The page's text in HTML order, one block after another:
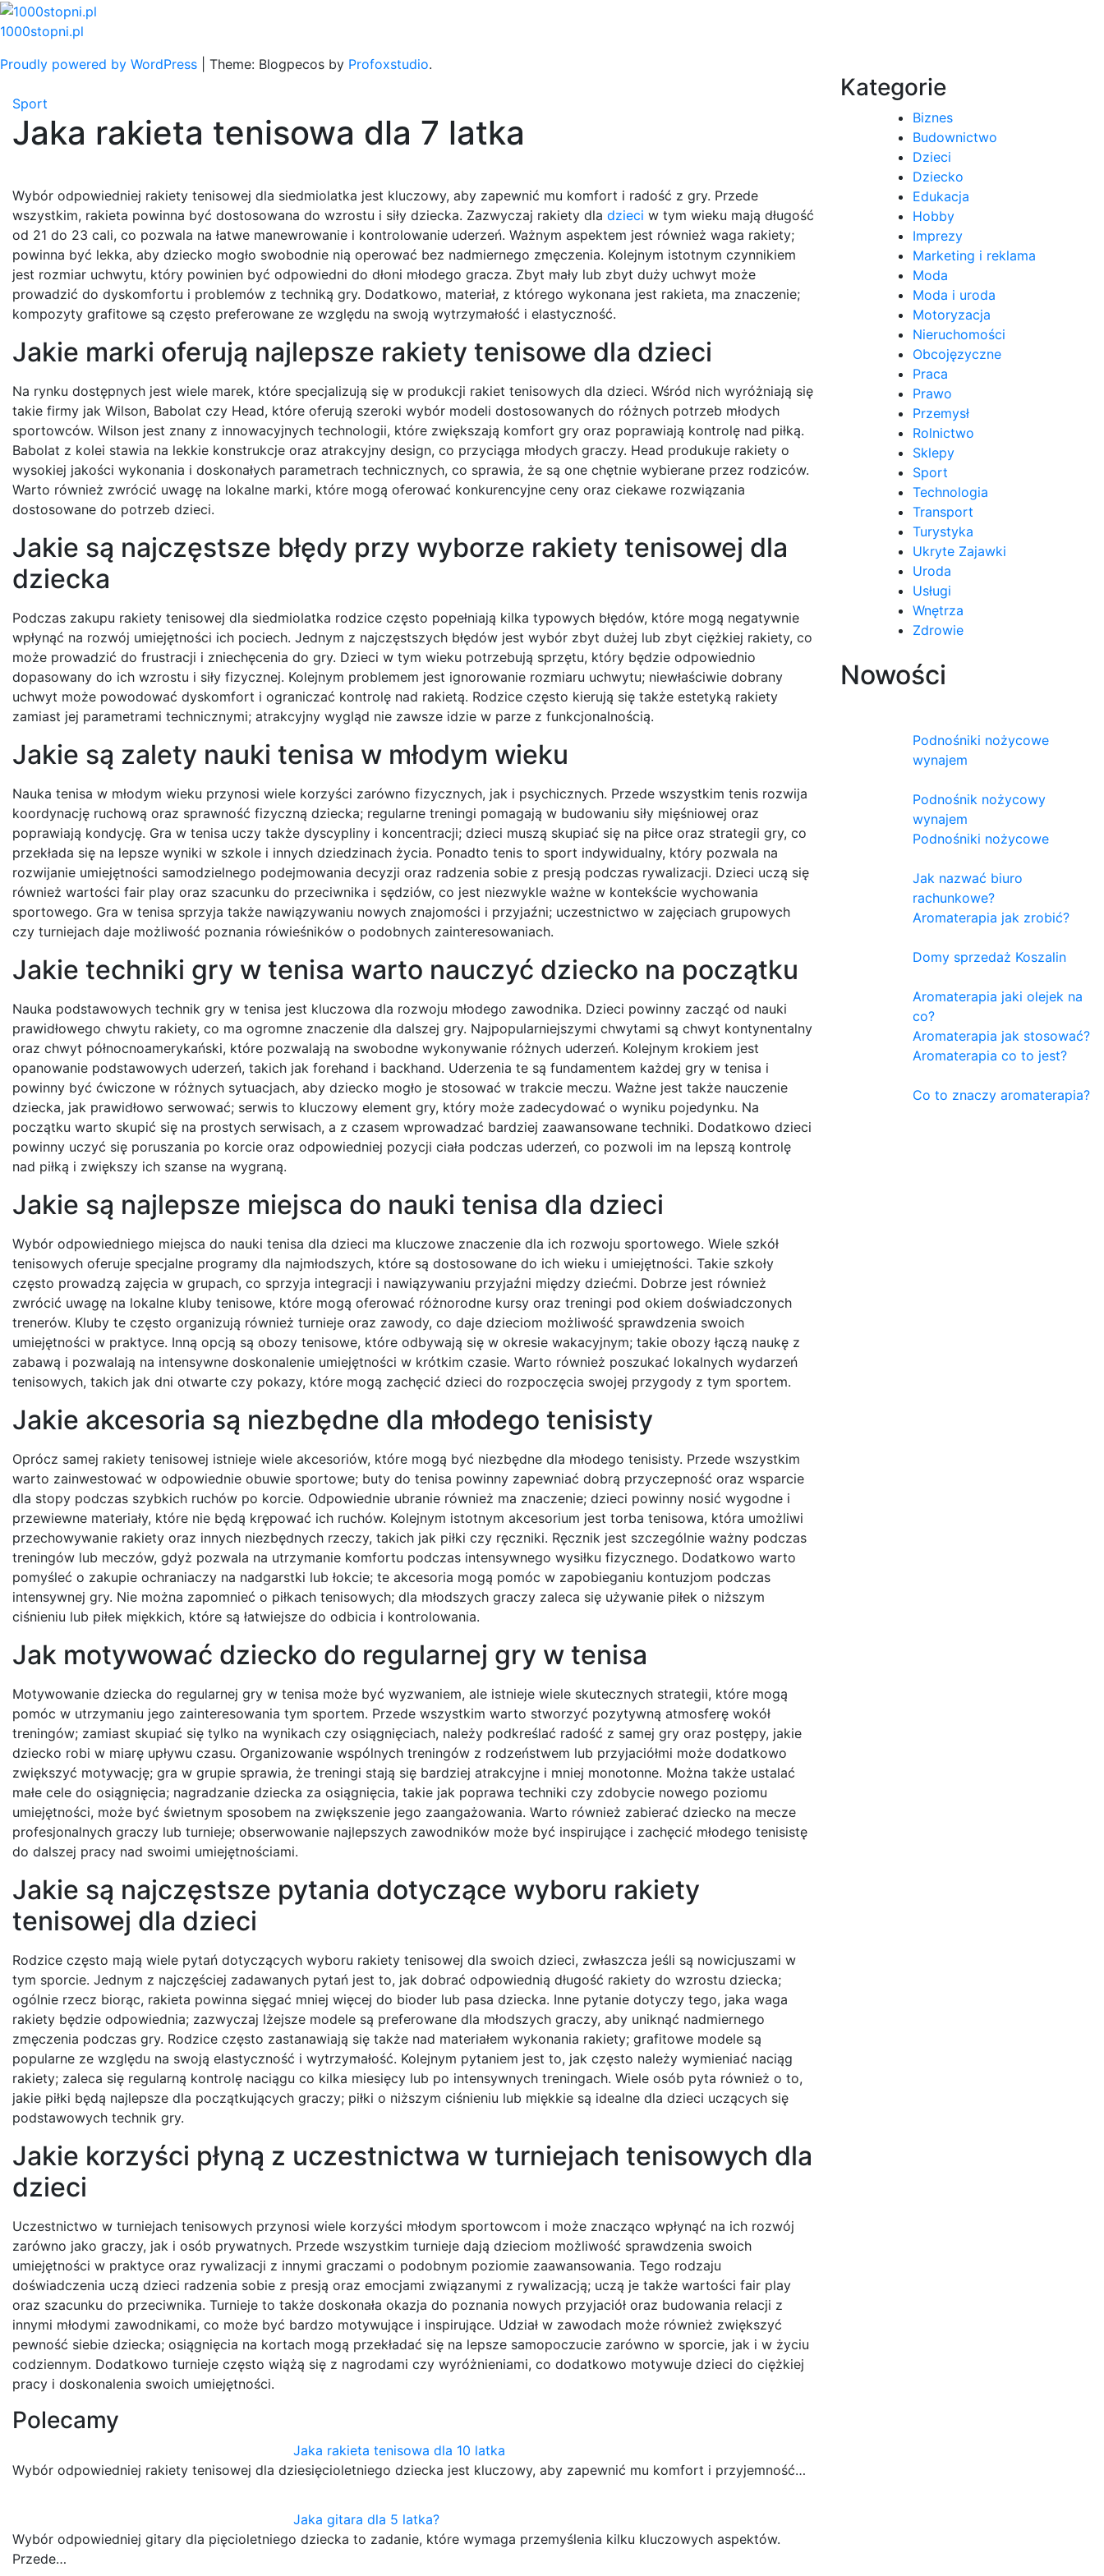
Skip
to
1000stopni.pl
Proudly powered by WordPress
Theme: Blogpecos by Profoxstudio.
Sport
Jaka rakieta tenisowa dla 7 latka
Wybór odpowiedniej rakiety tenisowej dla siedmiolatka jest kluczowy, aby zapewnić mu komfort i radość z gry. Przede
wszystkim, rakieta powinna być dostosowana do wzrostu i siły dziecka. Zazwyczaj rakiety dla dzieci w tym wieku mają długość
od 21 do 23 cali, co pozwala na łatwe manewrowanie i kontrolowanie uderzeń. Ważnym aspektem jest również waga rakiety;
powinna być lekka, aby dziecko mogło swobodnie nią operować bez nadmiernego zmęczenia. Kolejnym istotnym czynnikiem
jest rozmiar uchwytu, który powinien być odpowiedni do dłoni młodego gracza. Zbyt mały lub zbyt duży uchwyt może
prowadzić do dyskomfortu i problemów z techniką gry. Dodatkowo, materiał, z którego wykonana jest rakieta, ma znaczenie;
kompozyty grafitowe są często preferowane ze względu na swoją wytrzymałość i elastyczność.
Jakie marki oferują najlepsze rakiety tenisowe dla dzieci
Na rynku dostępnych jest wiele marek, które specjalizują się w produkcji rakiet tenisowych dla dzieci. Wśród nich wyróżniają się
takie firmy jak Wilson, Babolat czy Head, które oferują szeroki wybór modeli dostosowanych do różnych potrzeb młodych
sportowców. Wilson jest znany z innowacyjnych technologii, które zwiększają komfort gry oraz poprawiają kontrolę nad piłką.
Babolat z kolei stawia na lekkie konstrukcje oraz atrakcyjny design, co przyciąga młodych graczy. Head produkuje rakiety o
wysokiej jakości wykonania i doskonałych parametrach technicznych, co sprawia, że są one chętnie wybierane przez rodziców.
Warto również zwrócić uwagę na lokalne marki, które mogą oferować konkurencyjne ceny oraz ciekawe rozwiązania
dostosowane do potrzeb dzieci.
Jakie są najczęstsze błędy przy wyborze rakiety tenisowej dla
dziecka
Podczas zakupu rakiety tenisowej dla siedmiolatka rodzice często popełniają kilka typowych błędów, które mogą negatywnie
wpłynąć na rozwój umiejętności ich pociech. Jednym z najczęstszych błędów jest wybór zbyt dużej lub zbyt ciężkiej rakiety, co
może prowadzić do frustracji i zniechęcenia do gry. Dzieci w tym wieku potrzebują sprzętu, który będzie odpowiednio
dopasowany do ich wzrostu i siły fizycznej. Kolejnym problemem jest ignorowanie rozmiaru uchwytu; niewłaściwie dobrany
uchwyt może powodować dyskomfort i ograniczać kontrolę nad rakietą. Rodzice często kierują się także estetyką rakiety
zamiast jej parametrami technicznymi; atrakcyjny wygląd nie zawsze idzie w parze z funkcjonalnością.
Jakie są zalety nauki tenisa w młodym wieku
Nauka tenisa w młodym wieku przynosi wiele korzyści zarówno fizycznych, jak i psychicznych. Przede wszystkim tenis rozwija
koordynację ruchową oraz sprawność fizyczną dziecka; regularne treningi pomagają w budowaniu siły mięśniowej oraz
poprawiają kondycję. Gra w tenisa uczy także dyscypliny i koncentracji; dzieci muszą skupiać się na piłce oraz strategii gry, co
przekłada się na lepsze wyniki w szkole i innych dziedzinach życia. Ponadto tenis to sport indywidualny, który pozwala na
rozwijanie umiejętności samodzielnego podejmowania decyzji oraz radzenia sobie z presją podczas rywalizacji. Dzieci uczą się
również wartości fair play oraz szacunku do przeciwnika i sędziów, co jest niezwykle ważne w kontekście wychowania
sportowego. Gra w tenisa sprzyja także nawiązywaniu nowych znajomości i przyjaźni; uczestnictwo w zajęciach grupowych
czy turniejach daje możliwość poznania rówieśników o podobnych zainteresowaniach.
Jakie techniki gry w tenisa warto nauczyć dziecko na początku
Nauka podstawowych technik gry w tenisa jest kluczowa dla rozwoju młodego zawodnika. Dzieci powinny zacząć od nauki
prawidłowego chwytu rakiety, co ma ogromne znaczenie dla dalszej gry. Najpopularniejszymi chwytami są chwyt kontynentalny
oraz chwyt północnoamerykański, które pozwalają na swobodne wykonywanie różnych uderzeń. Kolejnym krokiem jest
opanowanie podstawowych uderzeń, takich jak forehand i backhand. Uderzenia te są fundamentem każdej gry w tenisa i
powinny być ćwiczone w różnych sytuacjach, aby dziecko mogło je stosować w trakcie meczu. Ważne jest także nauczenie
dziecka, jak prawidłowo serwować; serwis to kluczowy element gry, który może zadecydować o wyniku pojedynku. Na
początku warto skupić się na prostych serwisach, a z czasem wprowadzać bardziej zaawansowane techniki. Dodatkowo dzieci
powinny uczyć się poruszania po korcie oraz odpowiedniej pozycji ciała podczas uderzeń, co pozwoli im na lepszą kontrolę
nad piłką i zwiększy ich szanse na wygraną.
Jakie są najlepsze miejsca do nauki tenisa dla dzieci
Wybór odpowiedniego miejsca do nauki tenisa dla dzieci ma kluczowe znaczenie dla ich rozwoju sportowego. Wiele szkół
tenisowych oferuje specjalne programy dla najmłodszych, które są dostosowane do ich wieku i umiejętności. Takie szkoły
często prowadzą zajęcia w grupach, co sprzyja integracji i nawiązywaniu przyjaźni między dziećmi. Dobrze jest również
zwrócić uwagę na lokalne kluby tenisowe, które mogą oferować różnorodne kursy oraz treningi pod okiem doświadczonych
trenerów. Kluby te często organizują również turnieje oraz zawody, co daje dzieciom możliwość sprawdzenia swoich
umiejętności w praktyce. Inną opcją są obozy tenisowe, które odbywają się w okresie wakacyjnym; takie obozy łączą naukę z
zabawą i pozwalają na intensywne doskonalenie umiejętności w krótkim czasie. Warto również poszukać lokalnych wydarzeń
tenisowych, takich jak dni otwarte czy pokazy, które mogą zachęcić dzieci do rozpoczęcia swojej przygody z tym sportem.
Jakie akcesoria są niezbędne dla młodego tenisisty
Oprócz samej rakiety tenisowej istnieje wiele akcesoriów, które mogą być niezbędne dla młodego tenisisty. Przede wszystkim
warto zainwestować w odpowiednie obuwie sportowe; buty do tenisa powinny zapewniać dobrą przyczepność oraz wsparcie
dla stopy podczas szybkich ruchów po korcie. Odpowiednie ubranie również ma znaczenie; dzieci powinny nosić wygodne i
przewiewne materiały, które nie będą krępować ich ruchów. Kolejnym istotnym akcesorium jest torba tenisowa, która umożliwi
przechowywanie rakiety oraz innych niezbędnych rzeczy, takich jak piłki czy ręczniki. Ręcznik jest szczególnie ważny podczas
treningów lub meczów, gdyż pozwala na utrzymanie komfortu podczas intensywnego wysiłku fizycznego. Dodatkowo warto
pomyśleć o zakupie ochraniaczy na nadgarstki lub łokcie; te akcesoria mogą pomóc w zapobieganiu kontuzjom podczas
intensywnej gry. Nie można zapomnieć o piłkach tenisowych; dla młodszych graczy zaleca się używanie piłek o niższym
ciśnieniu lub piłek miękkich, które są łatwiejsze do odbicia i kontrolowania.
Jak motywować dziecko do regularnej gry w tenisa
Motywowanie dziecka do regularnej gry w tenisa może być wyzwaniem, ale istnieje wiele skutecznych strategii, które mogą
pomóc w utrzymaniu jego zainteresowania tym sportem. Przede wszystkim warto stworzyć pozytywną atmosferę wokół
treningów; zamiast skupiać się tylko na wynikach czy osiągnięciach, należy podkreślać radość z samej gry oraz postępy, jakie
dziecko robi w miarę upływu czasu. Organizowanie wspólnych treningów z rodzeństwem lub przyjaciółmi może dodatkowo
zwiększyć motywację; gra w grupie sprawia, że treningi stają się bardziej atrakcyjne i mniej monotonne. Można także ustalać
małe cele do osiągnięcia; nagradzanie dziecka za osiągnięcia, takie jak poprawa techniki czy zdobycie nowego poziomu
umiejętności, może być świetnym sposobem na zwiększenie jego zaangażowania. Warto również zabierać dziecko na mecze
profesjonalnych graczy lub turnieje; obserwowanie najlepszych zawodników może być inspirujące i zachęcić młodego tenisistę
do dalszej pracy nad swoimi umiejętnościami.
Jakie są najczęstsze pytania dotyczące wyboru rakiety
tenisowej dla dzieci
Rodzice często mają wiele pytań dotyczących wyboru rakiety tenisowej dla swoich dzieci, zwłaszcza jeśli są nowicjuszami w
tym sporcie. Jednym z najczęściej zadawanych pytań jest to, jak dobrać odpowiednią długość rakiety do wzrostu dziecka;
ogólnie rzecz biorąc, rakieta powinna sięgać mniej więcej do bioder lub pasa dziecka. Inne pytanie dotyczy tego, jaka waga
rakiety będzie odpowiednia; zazwyczaj lżejsze modele są preferowane dla młodszych graczy, aby uniknąć nadmiernego
zmęczenia podczas gry. Rodzice często zastanawiają się także nad materiałem wykonania rakiety; grafitowe modele są
popularne ze względu na swoją elastyczność i wytrzymałość. Kolejnym pytaniem jest to, jak często należy wymieniać naciąg
rakiety; zaleca się regularną kontrolę naciągu co kilka miesięcy lub po intensywnych treningach. Wiele osób pyta również o to,
jakie piłki będą najlepsze dla początkujących graczy; piłki o niższym ciśnieniu lub miękkie są idealne dla dzieci uczących się
podstawowych technik gry.
Jakie korzyści płyną z uczestnictwa w turniejach tenisowych dla
dzieci
Uczestnictwo w turniejach tenisowych przynosi wiele korzyści młodym sportowcom i może znacząco wpłynąć na ich rozwój
zarówno jako graczy, jak i osób prywatnych. Przede wszystkim turnieje dają dzieciom możliwość sprawdzenia swoich
umiejętności w praktyce oraz rywalizacji z innymi graczami o podobnym poziomie zaawansowania. Tego rodzaju
doświadczenia uczą dzieci radzenia sobie z presją oraz emocjami związanymi z rywalizacją; uczą je także wartości fair play
oraz szacunku do przeciwnika. Turnieje to także doskonała okazja do poznania nowych przyjaciół oraz budowania relacji z
innymi młodymi zawodnikami, co może być bardzo motywujące i inspirujące. Udział w zawodach może również zwiększyć
pewność siebie dziecka; osiągnięcia na kortach mogą przekładać się na lepsze samopoczucie zarówno w sporcie, jak i w życiu
codziennym. Dodatkowo turnieje często wiążą się z nagrodami czy wyróżnieniami, co dodatkowo motywuje dzieci do ciężkiej
pracy i doskonalenia swoich umiejętności.
Polecamy
Jaka rakieta tenisowa dla 10 latka
Wybór odpowiedniej rakiety tenisowej dla dziesięcioletniego dziecka jest kluczowy, aby zapewnić mu komfort i przyjemność…
Jaka gitara dla 5 latka?
Wybór odpowiedniej gitary dla pięcioletniego dziecka to zadanie, które wymaga przemyślenia kilku kluczowych aspektów.
Przede…
Kategorie
Biznes
Budownictwo
Dzieci
Dziecko
Edukacja
Hobby
Imprezy
Marketing i reklama
Moda
Moda i uroda
Motoryzacja
Nieruchomości
Obcojęzyczne
Praca
Prawo
Przemysł
Rolnictwo
Sklepy
Sport
Technologia
Transport
Turystyka
Ukryte Zajawki
Uroda
Usługi
Wnętrza
Zdrowie
Nowości
Podnośniki nożycowe
wynajem
Podnośnik nożycowy
wynajem
Podnośniki nożycowe
Jak nazwać biuro
rachunkowe?
Aromaterapia jak zrobić?
Domy sprzedaż Koszalin
Aromaterapia jaki olejek na
co?
Aromaterapia jak stosować?
Aromaterapia co to jest?
Co to znaczy aromaterapia?